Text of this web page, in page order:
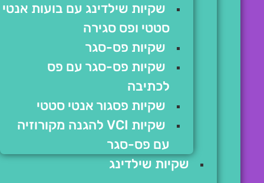
שקיות שילדינג עם בועות אנטי
סטטי ופס סגירה
שקיות פס-סגר
שקיות פס-סגר עם פס
לכתיבה
שקיות פסגור אנטי סטטי
שקיות VCI להגנה מקורוזיה
עם פס-סגר
שקיות שילדינג